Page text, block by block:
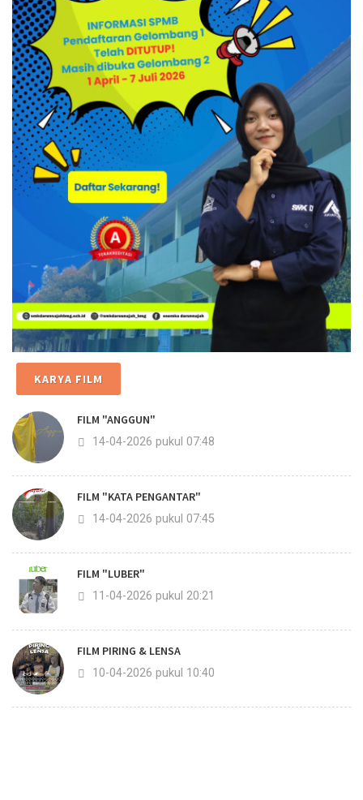
KARYA FILM
FILM "ANGGUN"
14-04-2026 pukul 07:48
FILM "KATA PENGANTAR"
14-04-2026 pukul 07:45
FILM "LUBER"
11-04-2026 pukul 20:21
FILM PIRING & LENSA
10-04-2026 pukul 10:40